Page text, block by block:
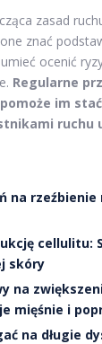
zasad
znać
ocenić
Regularne
im
ruchu
na rzeźbienie
cellulitu:
skóry
na
mięśnie i
na długie